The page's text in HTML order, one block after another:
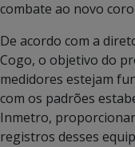
combate ao novo
De acordo com a
Cogo, o objetivo do
medidores estejam
com os padrões
Inmetro,
registros desses